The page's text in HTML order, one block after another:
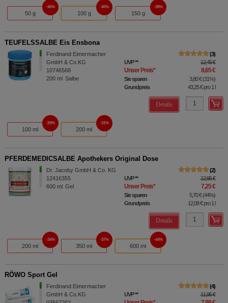
50 g
46%
100 g
40%
150 g
38%
TEUFELSSALBE Eis Ensbona
Ferdinand Eimermacher
GmbH & Co.KG
10746568
200 ml Salbe
3
UVP** 12,45 €
Unser Preis* 8,65 €
Sie sparen 3,80 €(31%)
Grundpreis
43,25 €pro 1 l
Details
100 ml
29%
200 ml
31%
PFERDEMEDICSALBE Apothekers Original Dose
Dr. Jacoby GmbH & Co. KG
12416355
600 ml Gel
2
UVP** 12,95 €
Unser Preis* 7,25 €
Sie sparen 5,70 €(44%)
Grundpreis
12,08 €pro 1 l
Details
200 ml
34%
350 ml
37%
600 ml
44%
RÖWO Sport Gel
Ferdinand Eimermacher
GmbH & Co.KG
4
UVP** 11,95 €